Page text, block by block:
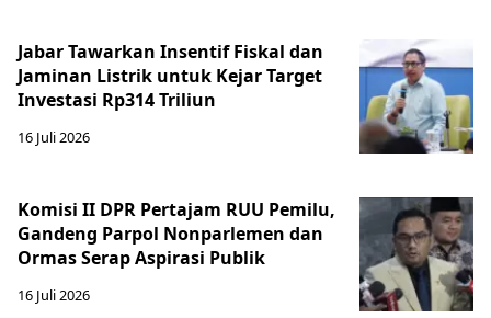
Jabar Tawarkan Insentif Fiskal dan
Jaminan Listrik untuk Kejar Target
Investasi Rp314 Triliun
16 Juli 2026
Komisi II DPR Pertajam RUU Pemilu,
Gandeng Parpol Nonparlemen dan
Ormas Serap Aspirasi Publik
16 Juli 2026